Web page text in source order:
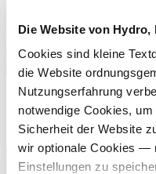
Die Website von Hydro,
Cookies sind kleine
die Website
Nutzungserfahrung
notwendige Cookies,
Sicherheit der Website
wir optionale Cookies —
Einstellungen zu
Medien
Egal ob Pressemitteilungen,
finden Sie alles, was Sie